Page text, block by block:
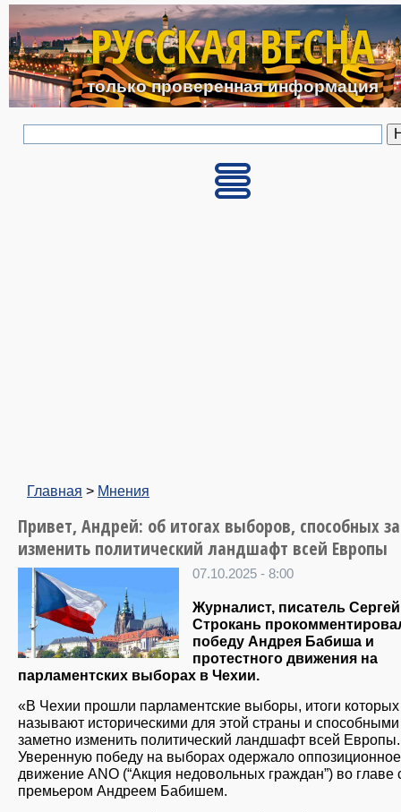
Перейти к основному
РУССКАЯ ВЕСНА
только проверенная информация
Главная > Мнения
Привет, Андрей: об итогах выборов, способных
изменить политический ландшафт всей Европы
07.10.2025 - 8:00
Журналист, писатель Сергей
Строкань
победу Андрея Бабиша и
протестного движения на
парламентских выборах в Чехии.
«В Чехии прошли парламентские выборы, итоги
называют историческими для этой страны и способными
заметно изменить политический ландшафт всей Европы.
Уверенную победу на выборах одержало оппозиционное
движение ANO (“Акция недовольных граждан”) во главе
премьером Андреем Бабишем.